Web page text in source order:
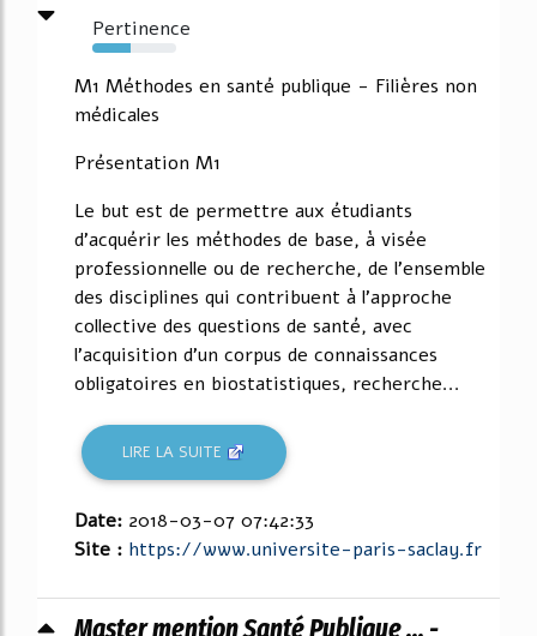
Pertinence
45%
M1 Méthodes en santé publique - Filières non
médicales
Présentation M1
Le but est de permettre aux étudiants
d'acquérir les méthodes de base, à visée
professionnelle ou de recherche, de l'ensemble
des disciplines qui contribuent à l'approche
collective des questions de santé, avec
l'acquisition d'un corpus de connaissances
obligatoires en biostatistiques, recherche...
LIRE LA SUITE
Date: 2018-03-07 07:42:33
Site : https://www.universite-paris-saclay.fr
Master mention Santé Publique ... -